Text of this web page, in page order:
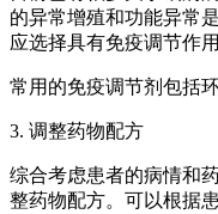
的异常增殖和功能异常
应选择具有免疫调节作
常用的免疫调节剂包括
3. 调整药物配方
综合考虑患者的病情和
整药物配方。可以根据